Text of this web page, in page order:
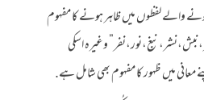
لفظوں میں ظاہر ہونے کا مفہوم
وغیرہ اسکی
معانی میں ظہور کا مفہوم بھی شامل ہے.